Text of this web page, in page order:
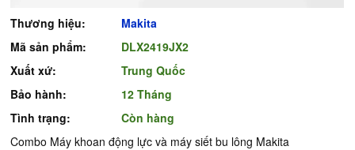
Thương hiệu:
Makita
Mã sản phẩm:
DLX2419JX2
Xuất xứ:
Trung Quốc
Bảo hành:
12 Tháng
Tình trạng:
Còn hàng
Combo Máy khoan động lực và máy siết bu lông Makita